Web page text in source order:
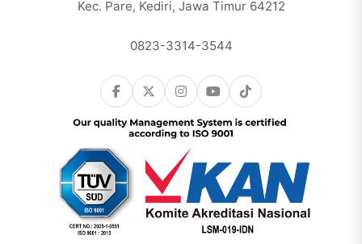
Kec. Pare, Kediri, Jawa Timur 64212
0823-3314-3544